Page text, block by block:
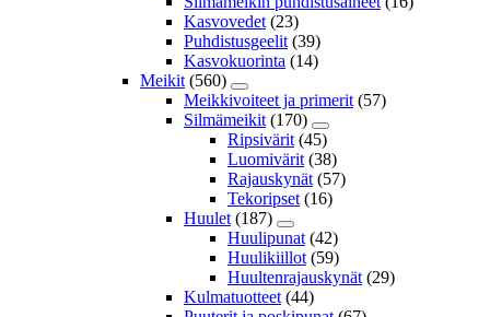
Kasvovedet (23)
Puhdistusgeelit (39)
Kasvokuorinta (14)
Meikit (560)
Meikkivoiteet ja primerit (57)
Silmämeikit (170)
Ripsivärit (45)
Luomivärit (38)
Rajauskynät (57)
Tekoripset (16)
Huulet (187)
Huulipunat (42)
Huulikiillot (59)
Huultenrajauskynät (29)
Kulmatuotteet (44)